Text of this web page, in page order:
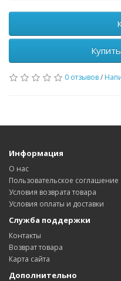
0 отзывов/
Информация
О нас
Пользовательское соглашение
Условия возврата товара
Условия оплаты и доставки
Служба поддержки
Контакты
Возврат товара
Карта сайта
Дополнительно